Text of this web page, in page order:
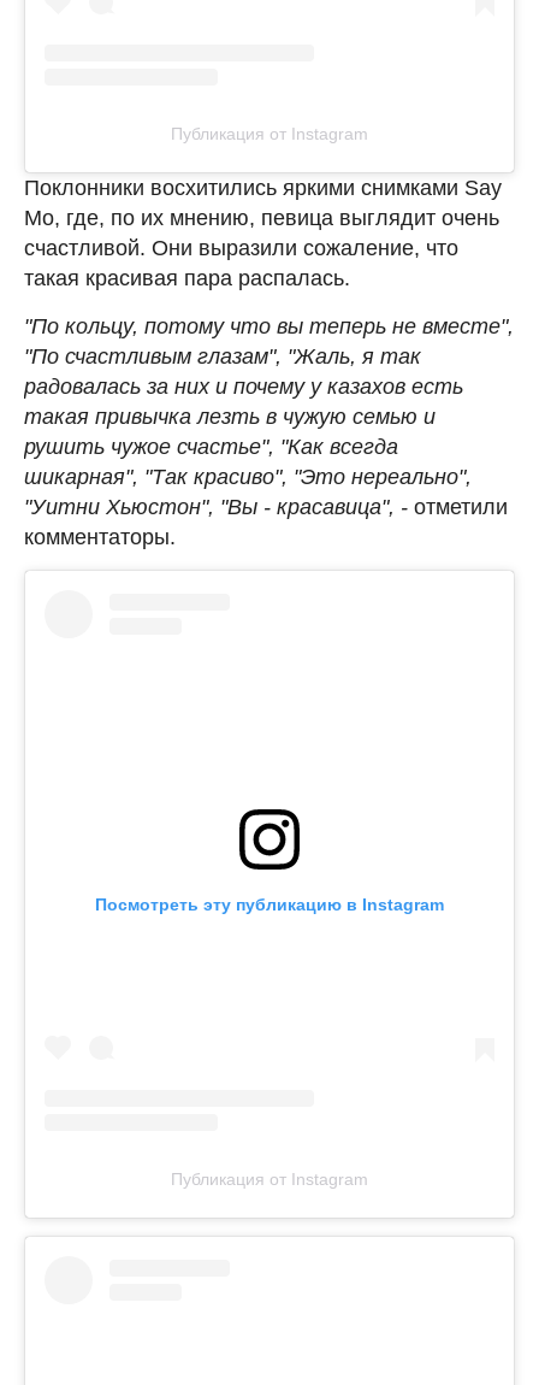
Публикация от Instagram
Поклонники восхитились яркими снимками Say
Mo, где, по их мнению, певица выглядит очень
счастливой. Они выразили сожаление, что
такая красивая пара распалась.
"По кольцу, потому что вы теперь не вместе",
"По счастливым глазам", "Жаль, я так
радовалась за них и почему у казахов есть
такая привычка лезть в чужую семью и
рушить чужое счастье", "Как всегда
шикарная", "Так красиво", "Это нереально",
"Уитни Хьюстон", "Вы - красавица", - отметили
комментаторы.
Посмотреть эту публикацию в Instagram
Публикация от Instagram